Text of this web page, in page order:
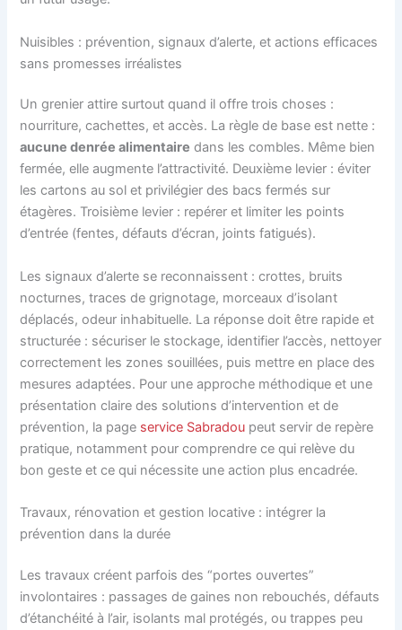
Nuisibles : prévention, signaux d’alerte, et actions efficaces
sans promesses irréalistes
Un grenier attire surtout quand il offre trois choses :
nourriture, cachettes, et accès. La règle de base est nette :
aucune denrée alimentaire dans les combles. Même bien
fermée, elle augmente l’attractivité. Deuxième levier : éviter
les cartons au sol et privilégier des bacs fermés sur
étagères. Troisième levier : repérer et limiter les points
d’entrée (fentes, défauts d’écran, joints fatigués).
Les signaux d’alerte se reconnaissent : crottes, bruits
nocturnes, traces de grignotage, morceaux d’isolant
déplacés, odeur inhabituelle. La réponse doit être rapide et
structurée : sécuriser le stockage, identifier l’accès, nettoyer
correctement les zones souillées, puis mettre en place des
mesures adaptées. Pour une approche méthodique et une
présentation claire des solutions d’intervention et de
prévention, la page service Sabradou peut servir de repère
pratique, notamment pour comprendre ce qui relève du
bon geste et ce qui nécessite une action plus encadrée.
Travaux, rénovation et gestion locative : intégrer la
prévention dans la durée
Les travaux créent parfois des “portes ouvertes”
involontaires : passages de gaines non rebouchés, défauts
d’étanchéité à l’air, isolants mal protégés, ou trappes peu